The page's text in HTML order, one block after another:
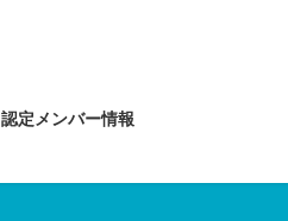
認定メンバー情報